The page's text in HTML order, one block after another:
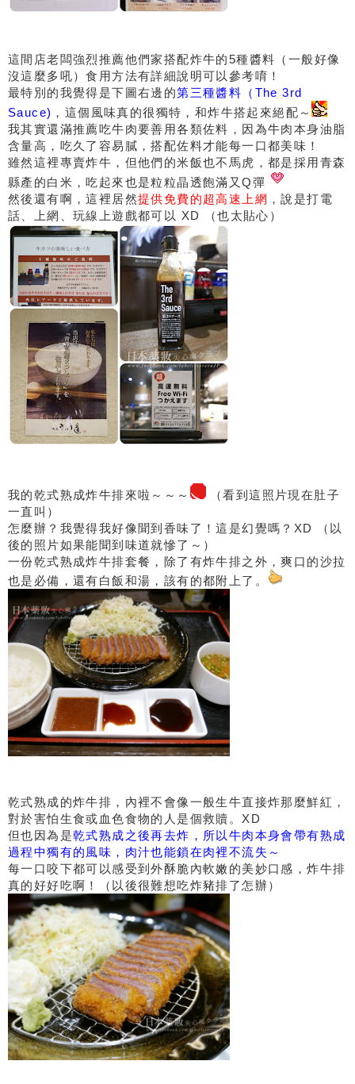
這間店老闆強烈推薦他們家搭配炸牛的5種醬料（一般好像
沒這麼多吼）食用方法有詳細說明可以參考唷！
最特別的我覺得是下圖右邊的第三種醬料（The 3rd
Sauce) ，這個風味真的很獨特，和炸牛搭起來絕配～
我其實還滿推薦吃牛肉要善用各類佐料，因為牛肉本身油脂
含量高，吃久了容易膩，搭配佐料才能每一口都美味！
雖然這裡專賣炸牛，但他們的米飯也不馬虎，都是採用青森
縣產的白米，吃起來也是粒粒晶透飽滿又Q彈
然後還有啊，這裡居然提供免費的超高速上網 ，說是打電
話、上網、玩線上遊戲都可以 XD （也太貼心）
我的乾式熟成炸牛排來啦～～～
（看到這照片現在肚子
一直叫）
怎麼辦？我覺得我好像聞到香味了！這是幻覺嗎？XD （以
後的照片如果能聞到味道就慘了～）
一份乾式熟成炸牛排套餐，除了有炸牛排之外，爽口的沙拉
也是必備，還有白飯和湯，該有的都附上了。
乾式熟成的炸牛排，內裡不會像一般生牛直接炸那麼鮮紅，
對於害怕生食或血色食物的人是個救贖。XD
但也因為是乾式熟成之後再去炸，所以牛肉本身會帶有熟成
過程中獨有的風味，肉汁也能鎖在肉裡不流失～
每一口咬下都可以感受到外酥脆內軟嫩的美妙口感，炸牛排
真的好好吃啊！（以後很難想吃炸豬排了怎辦）